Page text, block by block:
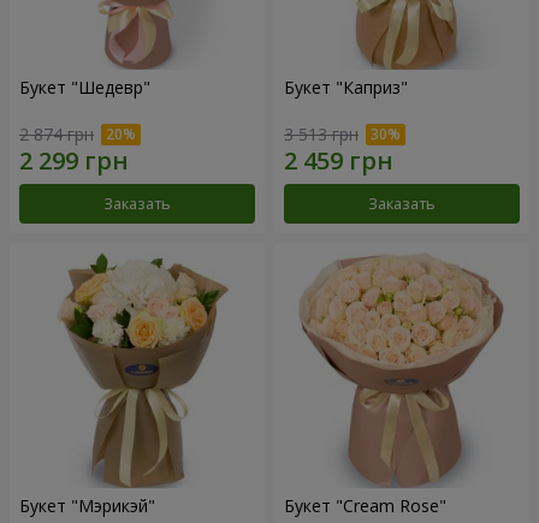
Букет "Шедевр"
2 874 грн
Заказать
Букет "Каприз"
3 513 грн
Заказать
Букет "Мэрикэй" Букет "Cream Rose"